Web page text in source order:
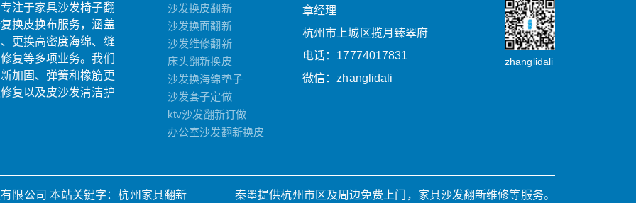
注于家具沙发椅子翻
换皮换布服务，涵盖
更换高密度海绵、缝
复等多项业务。我们
加固、弹簧和橡筋更
复以及皮沙发清洁护
沙发换皮翻新
沙发换面翻新
沙发维修翻新
床头翻新换皮
沙发换海绵垫子
沙发套子定做
ktv沙发翻新订做
办公室沙发翻新换皮
章经理
杭州市上城区揽月臻翠府
电话：17774017831
微信：zhanglidali
zhanglidali
限公司 本站关键字：杭州家具翻新 秦墨提供杭州市区及周边免费上门，家具沙发翻新维修等服务。